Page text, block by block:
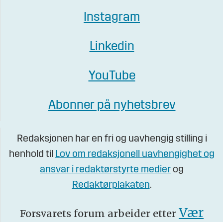
Instagram
Linkedin
YouTube
Abonner på nyhetsbrev
Redaksjonen har en fri og uavhengig stilling i
henhold til Lov om redaksjonell uavhengighet og
ansvar i redaktørstyrte medier og
Redaktørplakaten.
Forsvarets forum arbeider etter Vær